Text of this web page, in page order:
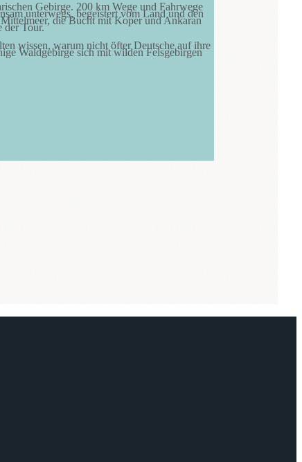
Gebirge. 200 km Wege und Fahrwege
unterwegs, begeistert vom Land und den
die Bucht mit Koper und Ankaran
der Tour.
wissen, warum nicht öfter Deutsche auf ihre
Waldgebirge sich mit wilden Felsgebirgen